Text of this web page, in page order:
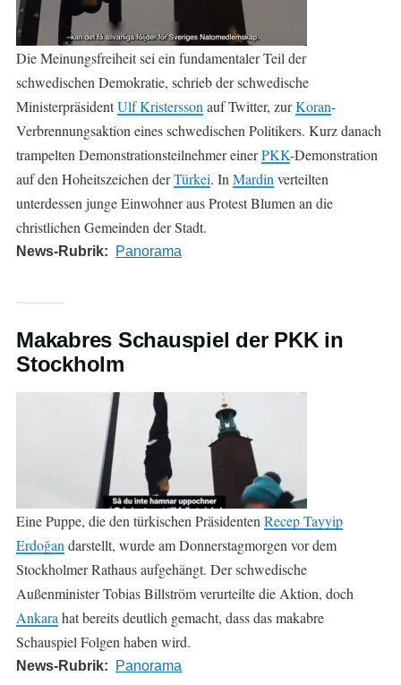
Die Meinungsfreiheit sei ein fundamentaler Teil der
schwedischen Demokratie, schrieb der schwedische
MinisterpräsidentUlf Kristerssonauf Twitter, zurKoran-
Verbrennungsaktion eines schwedischen Politikers. Kurz danach
trampelten Demonstrationsteilnehmer einerPKK-Demonstration
auf den Hoheitszeichen derTürkei. InMardinverteilten
unterdessen junge Einwohner aus Protest Blumen an die
christlichen Gemeinden der Stadt.
News-Rubrik Panorama
Makabres Schauspiel der PKK in
Stockholm
Eine Puppe, die den türkischen PräsidentenRecep Tayyip
Erdoğandarstellt, wurde am Donnerstagmorgen vor dem
Stockholmer Rathaus aufgehängt. Der schwedische
Außenminister Tobias Billström verurteilte die Aktion, doch
Ankarahat bereits deutlich gemacht, dass das makabre
Schauspiel Folgen haben wird.
News-Rubrik Panorama